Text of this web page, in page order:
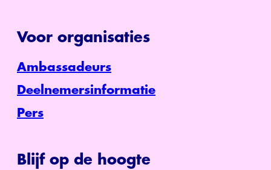
Voor organisaties
Ambassadeurs
Deelnemersinformatie
Pers
Blijf op de hoogte